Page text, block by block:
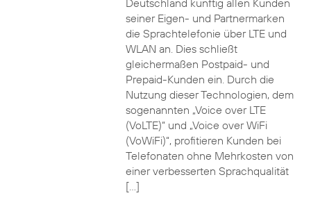
Deutschland künftig allen Kunden
seiner Eigen- und Partnermarken
die Sprachtelefonie über LTE und
WLAN an. Dies schließt
gleichermaßen Postpaid- und
Prepaid-Kunden ein. Durch die
Nutzung dieser Technologien, dem
sogenannten „Voice over LTE
(VoLTE)“ und „Voice over WiFi
(VoWiFi)“, profitieren Kunden bei
Telefonaten ohne Mehrkosten von
einer verbesserten Sprachqualität
[…]